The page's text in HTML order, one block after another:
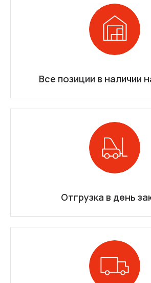
Все позиции в наличии
Отгрузка в день